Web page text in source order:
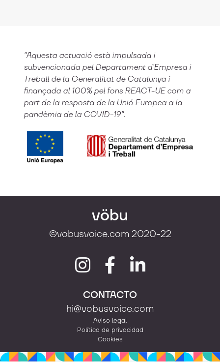
"Aquesta actuació està impulsada i
subvencionada pel Departament d’Empresa i
Treball de la Generalitat de Catalunya i
finançada al 100% pel fons REACT-UE com a
part de la resposta de la Unió Europea a la
pandèmia de la COVID-19".
vöbu
©vobusvoice.com 2020-22
CONTACTO
hi@vobusvoice.com
Aviso legal
Política de privacidad
Cookies
.